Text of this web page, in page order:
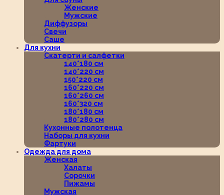
Женские
Мужские
Диффузоры
Свечи
Саше
Для кухни
Скатерти и салфетки
140*180 см
140*220 см
150*220 см
160*220 см
160*260 см
160*320 см
180*180 см
180*280 см
Кухонные полотенца
Наборы для кухни
Фартуки
Одежда для дома
Женская
Халаты
Сорочки
Пижамы
Мужская